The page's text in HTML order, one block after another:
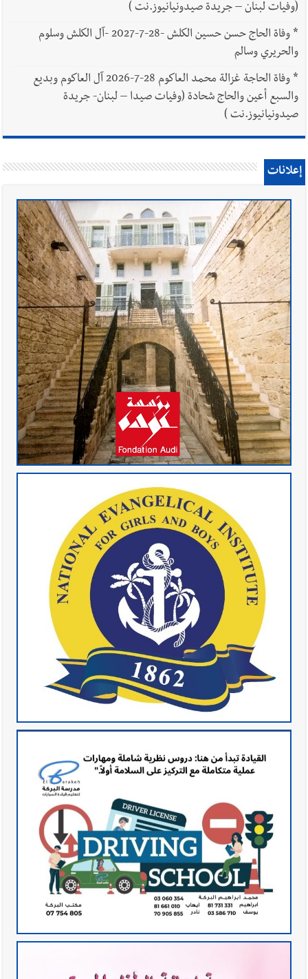
(وفيات لبنان – جريدة صيدونيانيوز.نت )
*
وفاة الحاج حسن حسين الكلش -28-7-2027 -آل الكلش وسلوم
والحريري وسالم
*
وفاة الحاجة غزالة محمد العاكوم 28-7-2026 آل العاكوم وبديع
والسبع أعين والحاج شحادة (وفيات صيدا – لبنان- جريدة
صيدونيانيوز.نت )
إعلانات